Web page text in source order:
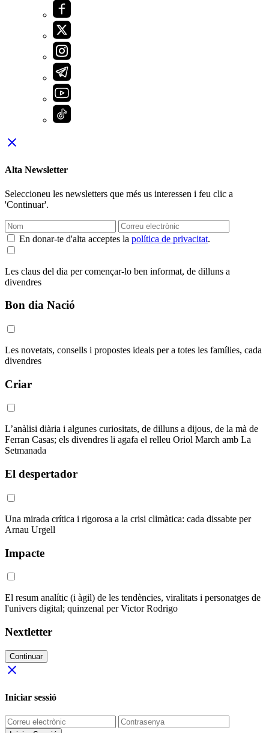
close
Alta Newsletter
Seleccioneu les newsletters que més us interessen i feu clic a
'Continuar'.
En donar-te d'alta acceptes la política de privacitat.
Les claus del dia per començar-lo ben informat, de dilluns a
divendres
Bon dia Nació
Les novetats, consells i propostes ideals per a totes les famílies, cada
divendres
Criar
L’anàlisi diària i algunes curiositats, de dilluns a dijous, de la mà de
Ferran Casas; els divendres li agafa el relleu Oriol March amb La
Setmanada
El despertador
Una mirada crítica i rigorosa a la crisi climàtica: cada dissabte per
Arnau Urgell
Impacte
El resum analític (i àgil) de les tendències, viralitats i personatges de
l'univers digital; quinzenal per Victor Rodrigo
Nextletter
Continuar
close
Iniciar sessió